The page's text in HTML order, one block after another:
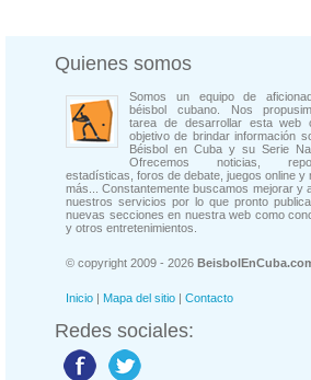
Quienes somos
Somos un equipo de
béisbol cubano. Nos
tarea de desarrollar esta web
objetivo de brindar información
Béisbol en Cuba y su Serie
Ofrecemos noticias,
estadísticas, foros de debate, juegos online y
más... Constantemente buscamos mejorar y
nuestros servicios por lo que pronto
nuevas secciones en nuestra web como
y otros entretenimientos.
© copyright 2009 - 2026
Inicio | Mapa del sitio | Contacto
Redes sociales: